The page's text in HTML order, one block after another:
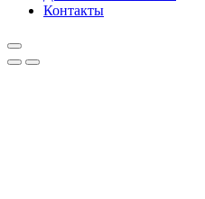
Контакты